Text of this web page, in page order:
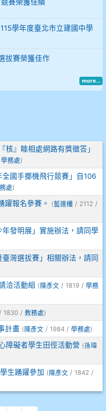
賽榮獲佳績
學年度臺北市立建國中學
拔賽榮獲佳作
more...
』睦相處網路有獎徵答」
學務處)
國手擲機飛行競賽」自106
處)
躍報名參賽。 (藍連欉/ 2112 /
發明展」實施辦法，請同學
灣選拔賽」相關辦法，請同
洽活動組 (陳彥文/ 1819 / 學務
/ 教務處)
計畫 (陳彥文/ 1984 / 學務處)
障礙者學生田徑活動營 (孫瑋
生踴躍參加 (陳彥文/ 1842 /